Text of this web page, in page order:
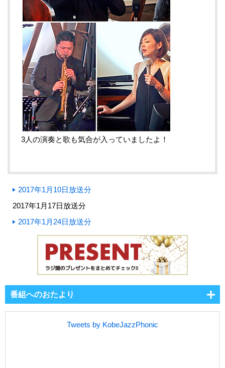
3人の演奏と歌も気合が入っていましたよ！
2017年1月10日放送分
2017年1月17日放送分
2017年1月24日放送分
番組へのおたより
Tweets by KobeJazzPhonic